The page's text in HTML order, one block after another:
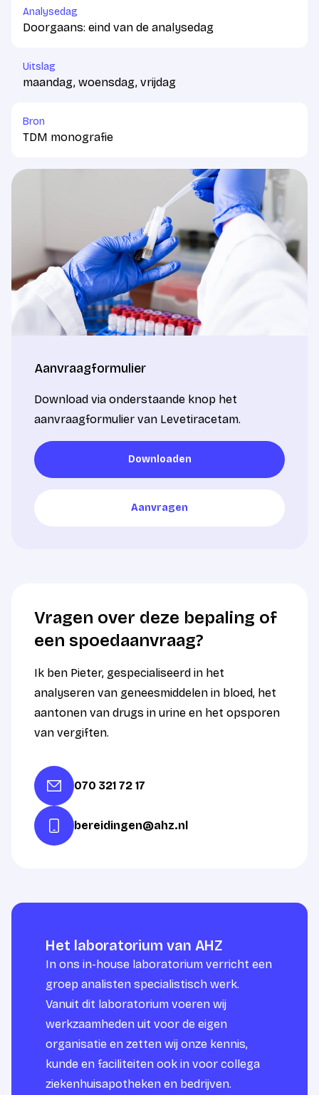
Analysedag
Doorgaans: eind van de analysedag
Uitslag
maandag, woensdag, vrijdag
Bron
TDM monografie
Aanvraagformulier
Download via onderstaande knop het
aanvraagformulier van Levetiracetam.
Downloaden
Aanvragen
Vragen over deze bepaling of
een spoedaanvraag?
Ik ben Pieter, gespecialiseerd in het
analyseren van geneesmiddelen in bloed, het
aantonen van drugs in urine en het opsporen
van vergiften.
070 321 72 17
bereidingen@ahz.nl
Het laboratorium van AHZ
In ons in-house laboratorium verricht een
groep analisten specialistisch werk.
Vanuit dit laboratorium voeren wij
werkzaamheden uit voor de eigen
organisatie en zetten wij onze kennis,
kunde en faciliteiten ook in voor collega
ziekenhuisapotheken en bedrijven.